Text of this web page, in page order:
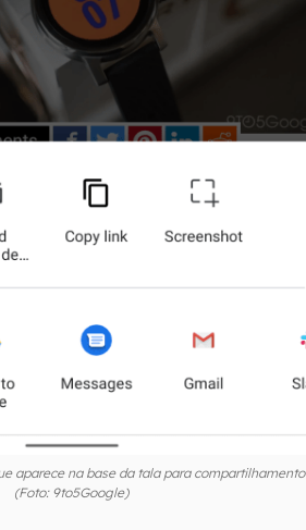
aparece na base da tala para compartilhamento
(Foto: 9to5Google)